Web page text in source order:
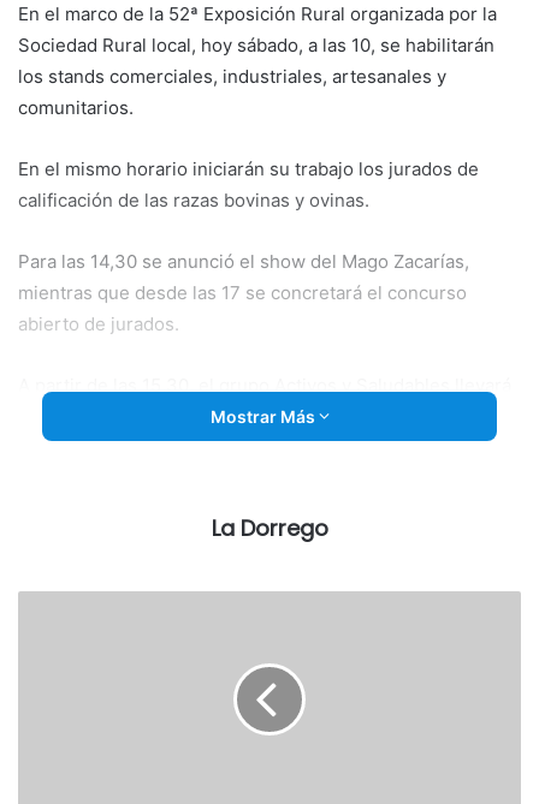
En el marco de la 52ª Exposición Rural organizada por la
Sociedad Rural local, hoy sábado, a las 10, se habilitarán
los stands comerciales, industriales, artesanales y
comunitarios.
En el mismo horario iniciarán su trabajo los jurados de
calificación de las razas bovinas y ovinas.
Para las 14,30 se anunció el show del Mago Zacarías,
mientras que desde las 17 se concretará el concurso
abierto de jurados.
a cabo una caminata aeróbica, baile y zumba, mientras que
a las 17 comenzarán las aludidas montas especiales.
4 montas especiales a cargo de los jinetes Rafael Pratula
A las 21 tendrá, lugar la cena con entrega de premios y la
presentación del Mago Ghalo.
Mostrar Más
La Dorrego